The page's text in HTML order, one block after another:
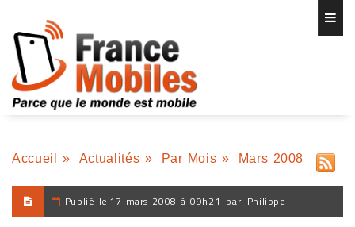
Accueil » Actualités » Par Mois » Mars 2008
Publié le 17 mars 2008 à 09h21 par Philippe